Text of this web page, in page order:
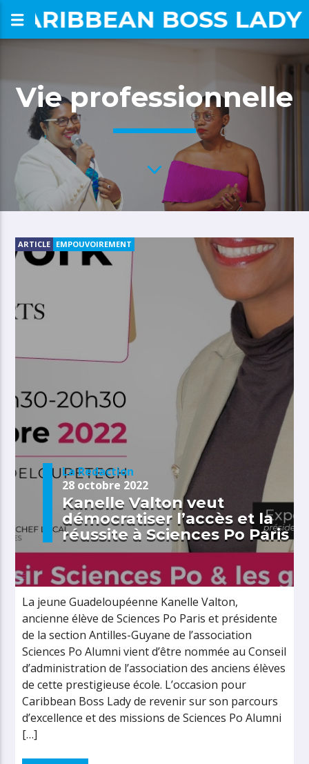
CARIBBEAN BOSS LADY
Vie professionnelle
ARTICLE EMPOUVOIREMENT
La Redaction
28 octobre 2022
Kanelle Valton veut
démocratiser l’accès et la
réussite à Sciences Po Paris
La jeune Guadeloupéenne Kanelle Valton,
ancienne élève de Sciences Po Paris et présidente
de la section Antilles-Guyane de l’association
Sciences Po Alumni vient d’être nommée au Conseil
d’administration de l’association des anciens élèves
de cette prestigieuse école. L’occasion pour
Caribbean Boss Lady de revenir sur son parcours
d’excellence et des missions de Sciences Po Alumni
[…]